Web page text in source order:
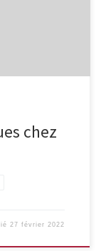
chez
27 février 2022